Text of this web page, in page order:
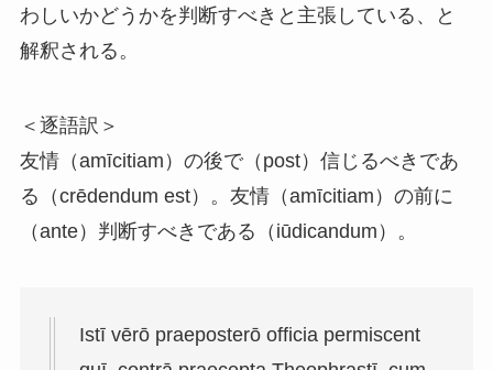
わしいかどうかを判断すべきと主張している、と
解釈される。
＜逐語訳＞
友情（amīcitiam）の後で（post）信じるべきであ
る（crēdendum est）。友情（amīcitiam）の前に
（ante）判断すべきである（iūdicandum）。
Istī vērō praeposterō officia permiscent